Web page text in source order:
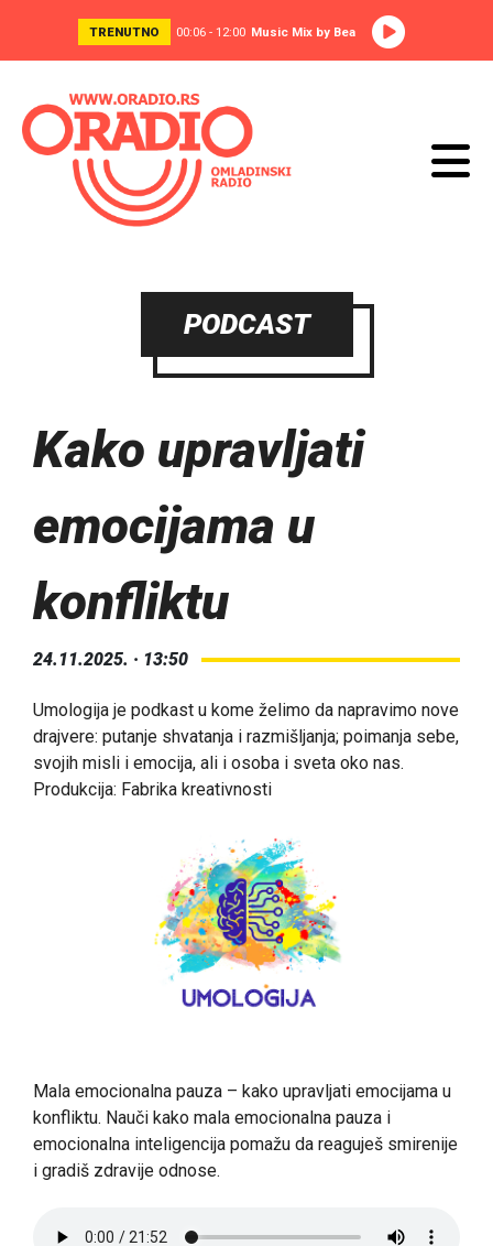
TRENUTNO 00:06 - 12:00 Music Mix by Bea
PODCAST
Kako upravljati
emocijama u
konfliktu
24.11.2025. · 13:50
Umologija je podkast u kome želimo da napravimo nove
drajvere: putanje shvatanja i razmišljanja; poimanja sebe,
svojih misli i emocija, ali i osoba i sveta oko nas.
Produkcija: Fabrika kreativnosti
Mala emocionalna pauza – kako upravljati emocijama u
konfliktu. Nauči kako mala emocionalna pauza i
emocionalna inteligencija pomažu da reaguješ smirenije
i gradiš zdravije odnose.